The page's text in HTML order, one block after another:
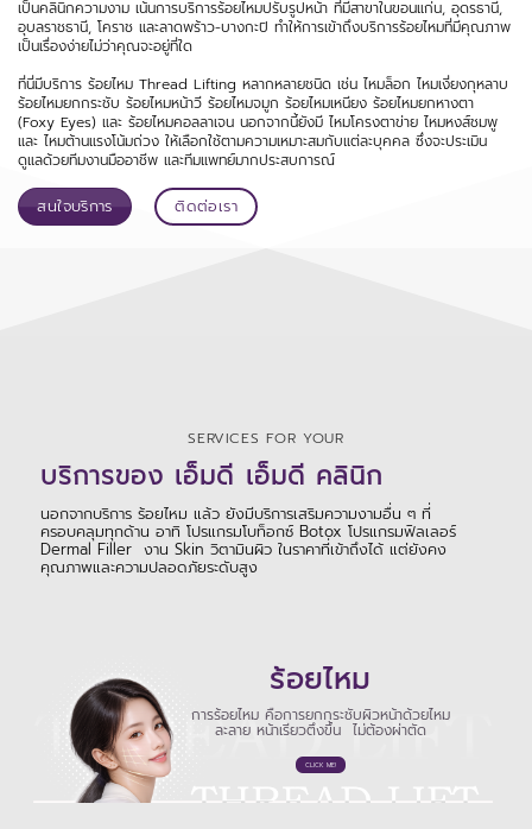
เป็นคลินิกความงาม เน้นการบริการร้อยไหมปรับรูปหน้า ที่มีสาขาในขอนแก่น, อุดรธานี,
อุบลราชธานี, โคราช และลาดพร้าว-บางกะปิ ทำให้การเข้าถึงบริการร้อยไหมที่มีคุณภาพ
เป็นเรื่องง่ายไม่ว่าคุณจะอยู่ที่ใด
ที่นี่มีบริการ ร้อยไหม Thread Lifting หลากหลายชนิด เช่น ไหมล็อก ไหมเงี่ยงกุหลาบ
ร้อยไหมยกกระชับ ร้อยไหมหน้าวี ร้อยไหมจมูก ร้อยไหมเหนียง ร้อยไหมยกหางตา
(Foxy Eyes) และ ร้อยไหมคอลลาเจน นอกจากนี้ยังมี ไหมโครงตาข่าย ไหมหงส์ชมพู
และ ไหมต้านแรงโน้มถ่วง ให้เลือกใช้ตามความเหมาะสมกับแต่ละบุคคล ซึ่งจะประเมิน
ดูแลด้วยทีมงานมืออาชีพ และทีมแพทย์มากประสบการณ์
สนใจบริการ ติดต่อเรา
SERVICES FOR YOUR
บริการของ เอ็มดี เอ็มดี คลินิก
นอกจากบริการ ร้อยไหม แล้ว ยังมีบริการเสริมความงามอื่น ๆ ที่
ครอบคลุมทุกด้าน อาทิ โปรแกรมโบท็อกซ์ Botox โปรแกรมฟิลเลอร์
Dermal Filler งาน Skin วิตามินผิว ในราคาที่เข้าถึงได้ แต่ยังคง
คุณภาพและความปลอดภัยระดับสูง
ร้อยไหม
การร้อยไหม คือการยกกระชับผิวหน้าด้วยไหม
ละลาย หน้าเรียวตึงขึ้น ไม่ต้องผ่าตัด
CLICK ME!